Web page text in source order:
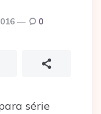
0
série